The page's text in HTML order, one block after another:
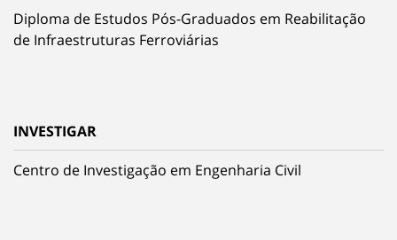
Diploma de Estudos Pós-Graduados em Reabilitação
de Infraestruturas Ferroviárias
INVESTIGAR
Centro de Investigação em Engenharia Civil